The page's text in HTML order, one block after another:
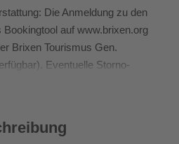
erforderlich
Die Anmeldung zu den
Bookingtool auf www.brixen.org
Brixen Tourismus Gen.
Eventuelle Storno-
zu Lasten des Teilnehmers.